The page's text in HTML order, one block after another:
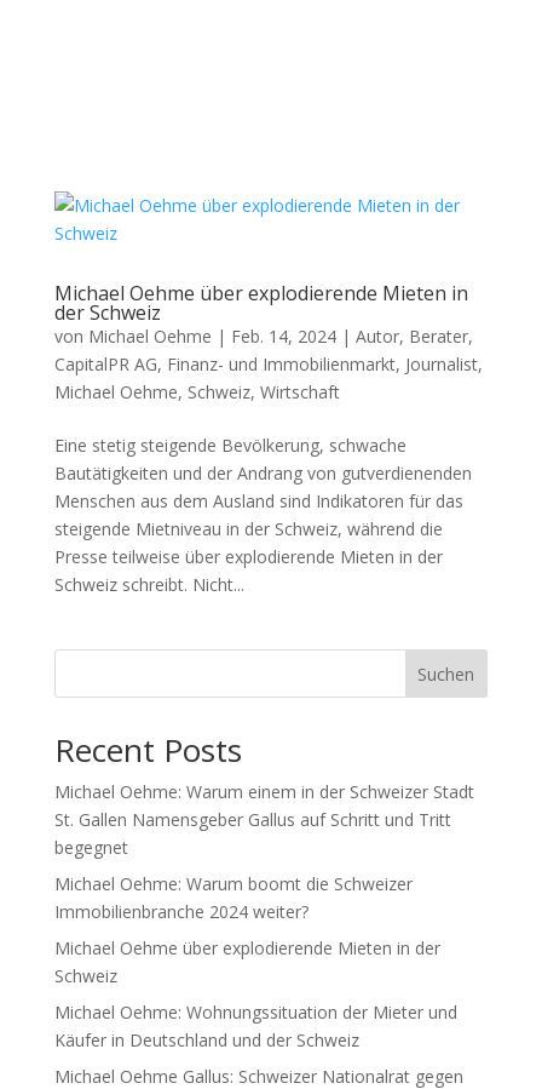
Michael Oehme über explodierende Mieten in
der Schweiz
von Michael Oehme | Feb. 14, 2024| Autor, Berater,
CapitalPR AG, Finanz- und Immobilienmarkt, Journalist,
Michael Oehme, Schweiz, Wirtschaft
Eine stetig steigende Bevölkerung, schwache
Bautätigkeiten und der Andrang von gutverdienenden
Menschen aus dem Ausland sind Indikatoren für das
steigende Mietniveau in der Schweiz, während die
Presse teilweise über explodierende Mieten in der
Schweiz schreibt. Nicht...
Suchen
Recent Posts
Michael Oehme: Warum einem in der Schweizer Stadt
St. Gallen Namensgeber Gallus auf Schritt und Tritt
begegnet
Michael Oehme: Warum boomt die Schweizer
Immobilienbranche 2024 weiter?
Michael Oehme über explodierende Mieten in der
Schweiz
Michael Oehme: Wohnungssituation der Mieter und
Käufer in Deutschland und der Schweiz
Michael Oehme Gallus: Schweizer Nationalrat gegen